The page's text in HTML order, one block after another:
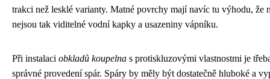
trakci než lesklé varianty. Matné povrchy mají navíc tu výhodu, že
nejsou tak viditelné vodní kapky a usazeniny vápníku.
Při instalaci obkladů koupelna s protiskluzovými vlastnostmi je
správné provedení spár. Spáry by měly být dostatečně hluboké a